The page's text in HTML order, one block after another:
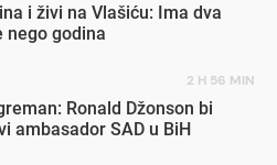
i živi na Vlašiću: Ima dva
nego godina
2 H 56 MIN
Ronald Džonson bi
ambasador SAD u BiH